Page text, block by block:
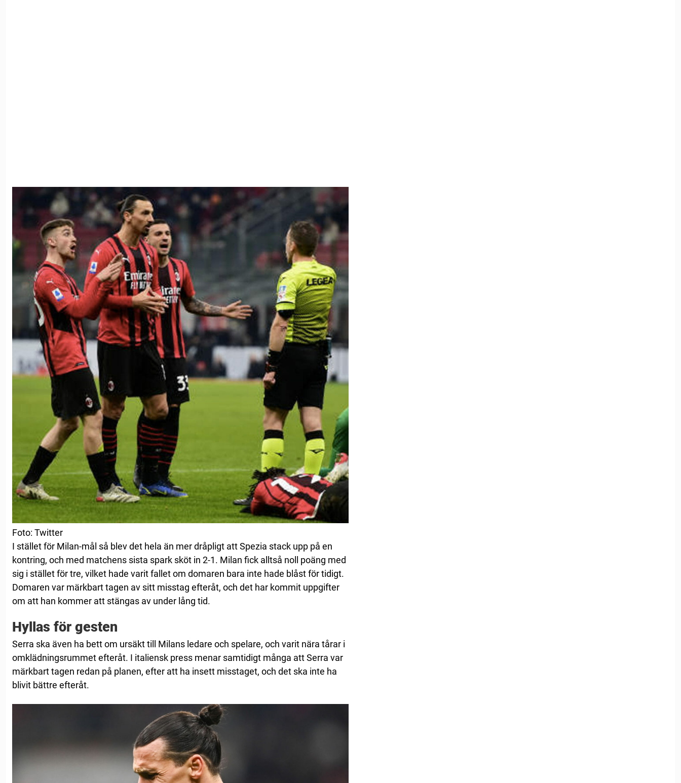
Foto: Twitter
I stället för Milan-mål så blev det hela än mer dråpligt att Spezia stack upp på en
kontring, och med matchens sista spark sköt in 2-1. Milan fick alltså noll poäng med
sig i stället för tre, vilket hade varit fallet om domaren bara inte hade blåst för tidigt.
Domaren var märkbart tagen av sitt misstag efteråt, och det har kommit uppgifter
om att han kommer att stängas av under lång tid.
Hyllas för gesten
Serra ska även ha bett om ursäkt till Milans ledare och spelare, och varit nära tårar i
omklädningsrummet efteråt. I italiensk press menar samtidigt många att Serra var
märkbart tagen redan på planen, efter att ha insett misstaget, och det ska inte ha
blivit bättre efteråt.